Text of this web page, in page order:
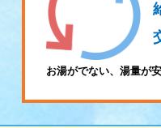
お湯がでない、湯量が